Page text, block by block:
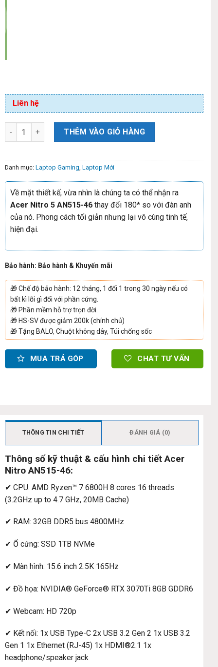
Liên hệ
THÊM VÀO GIỎ HÀNG
Danh mục: Laptop Gaming Laptop Mới
Về mặt thiết kế, vừa nhìn là chúng ta có thể nhận ra
Acer Nitro 5 AN515-46 thay đổi 180* so với đàn anh
của nó. Phong cách tối giản nhưng lại vô cùng tinh tế,
hiện đại.
Bảo hành: Bảo hành & Khuyến mãi
🎁Chế độ bảo hành: 12 tháng, 1 đổi 1 trong 30 ngày nếu có
bất kì lỗi gì đối với phần cứng.
🎁 Phần mềm hỗ trợ trọn đời.
🎁 HS-SV được giảm 200k (chính chủ)
🎁Tặng BALO, Chuột không dây, Túi chống sốc
MUA TRẢ GÓP CHAT TƯ VẤN
THÔNG TIN CHI TIẾT ĐÁNH GIÁ (0)
Thông số kỹ thuật & cấu hình chi tiết Acer
Nitro AN515-46:
✔ CPU: AMD Ryzen™ 7 6800H 8 cores 16 threads
(3.2GHz up to 4.7 GHz, 20MB Cache)
✔ RAM: 32GB DDR5 bus 4800MHz
✔ Ổ cứng: SSD 1TB NVMe
✔ Màn hình: 15.6 inch 2.5K 165Hz
✔ Đồ họa: NVIDIA® GeForce® RTX 3070Ti 8GB GDDR6
✔ Webcam: HD 720p
✔ Kết nối: 1x USB Type-C 2x USB 3.2 Gen 2 1x USB 3.2
Gen 1 1x Ethernet (RJ-45) 1x HDMI®2.1 1x
headphone/speaker jack